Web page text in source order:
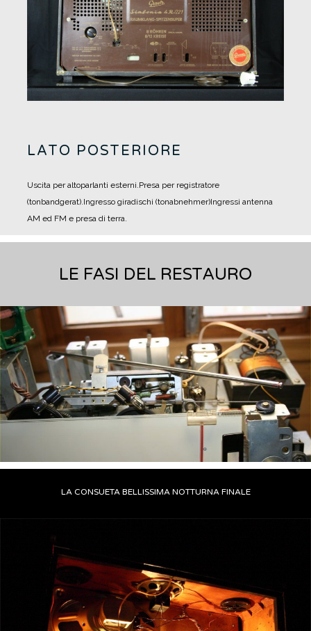
LATO POSTERIORE
Uscita per altoparlanti esterni. Presa per registratore
(tonbandgerat). Ingresso giradischi (tonabnehmer)Ingressi antenna
AM ed FM e presa di terra.
LE FASI DEL RESTAURO
LA CONSUETA BELLISSIMA NOTTURNA FINALE